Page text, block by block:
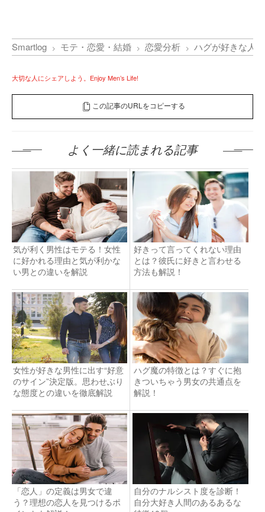
Smartlog モテ・恋愛・結婚 恋愛分析 ハグが好きな人
大切な人にシェアしよう。Enjoy Men’s Life!
この記事のURLをコピーする
よく一緒に読まれる記事
気が利く男性はモテる！女性
に好かれる理由と気が利かな
い男との違いを解説
好きって言ってくれない理由
とは？彼氏に好きと言わせる
方法も解説！
女性が好きな男性に出す“好意
のサイン”決定版。思わせぶり
な態度との違いを徹底解説
ハグ魔の特徴とは？すぐに抱
きついちゃう男女の共通点を
解説！
「恋人」の定義は男女で違
う？理想の恋人を見つけるポ
自分のナルシスト度を診断！
自分大好き人間のあるあるな